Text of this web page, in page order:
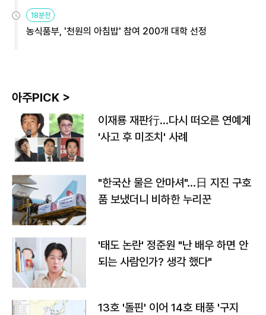
원
18분전
농식품부, '천원의 아침밥' 참여 200개 대학 선정
아주PICK >
이재룡 재판行…다시 떠오른 연예계
'사고 후 미조치' 사례
"한국산 물은 안마셔"…日 지진 구호
품 보냈더니 비하한 누리꾼
'태도 논란' 정준원 "난 배우 하면 안
되는 사람인가? 생각 했다"
13호 '돌핀' 이어 14호 태풍 '구지